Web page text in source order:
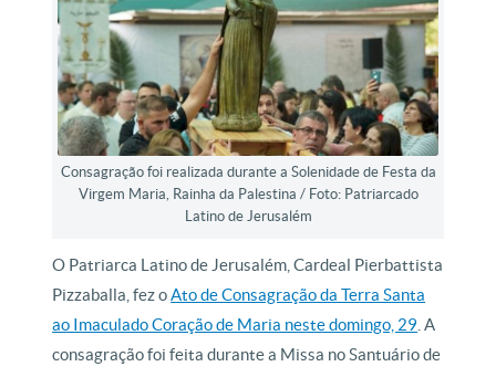
Consagração foi realizada durante a Solenidade de Festa da
Virgem Maria, Rainha da Palestina / Foto: Patriarcado
Latino de Jerusalém
O Patriarca Latino de Jerusalém, Cardeal Pierbattista
Pizzaballa, fez oAto de Consagração da Terra Santa
ao Imaculado Coração de Maria neste domingo, 29 . A
consagração foi feita durante a Missa no Santuário de